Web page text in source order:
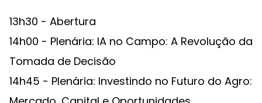
13h30 - Abertura
14h00 - Plenária: IA no Campo: A Revolução da
Tomada de Decisão
14h45 - Plenária: Investindo no Futuro do Agro: